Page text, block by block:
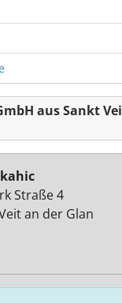
aus Sankt
Straße 4
an der Glan